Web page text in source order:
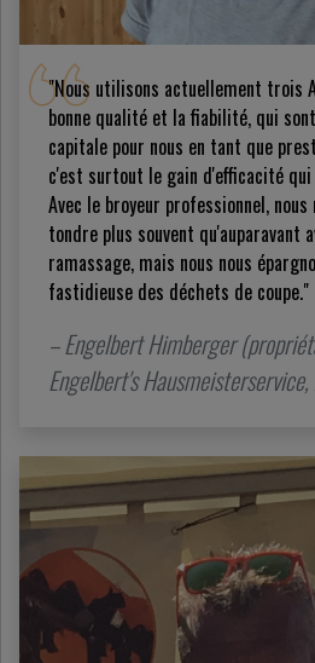
"Nous utilisons actuellement trois
bonne qualité et la fiabilité, qui
capitale pour nous en tant que
c'est surtout le gain d'efficacité
Avec le broyeur professionnel, nous
tondre plus souvent qu'auparavant
ramassage, mais nous nous
fastidieuse des déchets de coupe."
– Engelbert Himberger
Engelbert's